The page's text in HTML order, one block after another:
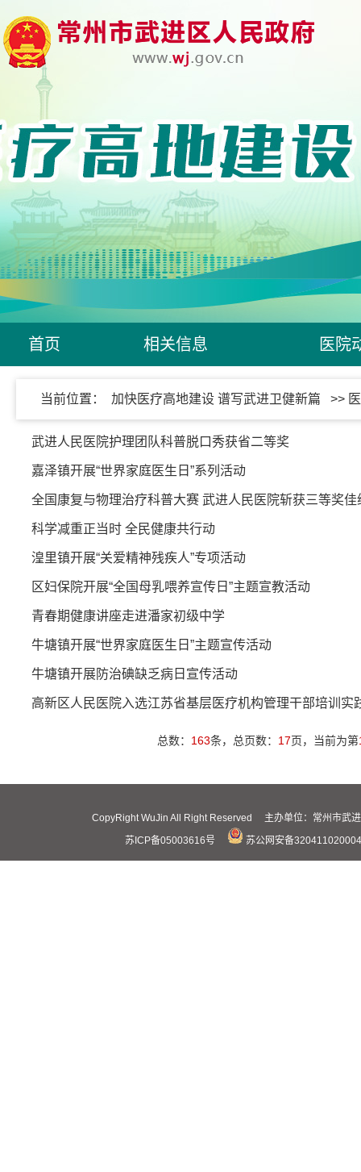
首页 相关信息 医院
当前位置： 加快医疗高地建设 谱写武进卫健新篇 >>
武进人民医院护理团队科普脱口秀获省二等奖
嘉泽镇开展“世界家庭医生日”系列活动
全国康复与物理治疗科普大赛 武进人民医院斩获三等奖佳
科学减重正当时 全民健康共行动
湟里镇开展“关爱精神残疾人”专项活动
区妇保院开展“全国母乳喂养宣传日”主题宣教活动
青春期健康讲座走进潘家初级中学
牛塘镇开展“世界家庭医生日”主题宣传活动
牛塘镇开展防治碘缺乏病日宣传活动
高新区人民医院入选江苏省基层医疗机构管理干部培训实
总数： 163条，总页数： 17页，当前为第
CopyRight WuJin All Right Reserved 主办单位：常州市
苏ICP备05003616号
苏公网安备